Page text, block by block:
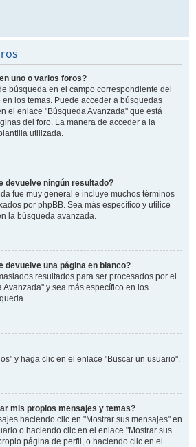
uno o varios foros?
búsqueda en el campo correspondiente del
los temas. Puede acceder a búsquedas
el enlace "Búsqueda Avanzada" que está
del foro. La manera de acceder a la
utilizada.
devuelve ningún resultado?
fue muy general e incluye muchos términos
por phpBB. Sea más específico y utilice
la búsqueda avanzada.
devuelve una página en blanco?
resultados para ser procesados por el
Avanzada" y sea más específico en los
y haga clic en el enlace "Buscar un usuario".
mis propios mensajes y temas?
haciendo clic en "Mostrar sus mensajes" en
o haciendo clic en el enlace "Mostrar sus
página de perfil, o haciendo clic en el